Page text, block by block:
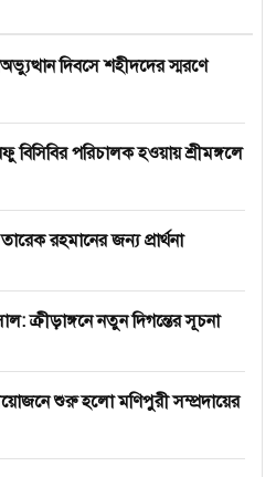
দিবসে শহীদদের স্মরণে
বিসিবির পরিচালক হওয়ায় শ্রীমঙ্গলে
রহমানের জন্য প্রার্থনা
ক্রীড়াঙ্গনে নতুন দিগন্তের সূচনা
শুরু হলো মণিপুরী সম্প্রদায়ের